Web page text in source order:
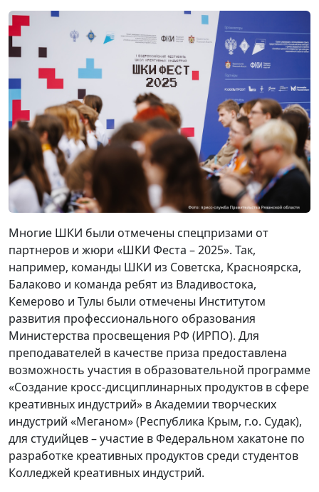
Многие ШКИ были отмечены спецпризами от
партнеров и жюри «ШКИ Феста – 2025». Так,
например, команды ШКИ из Советска, Красноярска,
Балаково и команда ребят из Владивостока,
Кемерово и Тулы были отмечены Институтом
развития профессионального образования
Министерства просвещения РФ (ИРПО). Для
преподавателей в качестве приза предоставлена
возможность участия в образовательной программе
«Создание кросс-дисциплинарных продуктов в сфере
креативных индустрий» в Академии творческих
индустрий «Меганом» (Республика Крым, г.о. Судак),
для студийцев – участие в Федеральном хакатоне по
разработке креативных продуктов среди студентов
Колледжей креативных индустрий.